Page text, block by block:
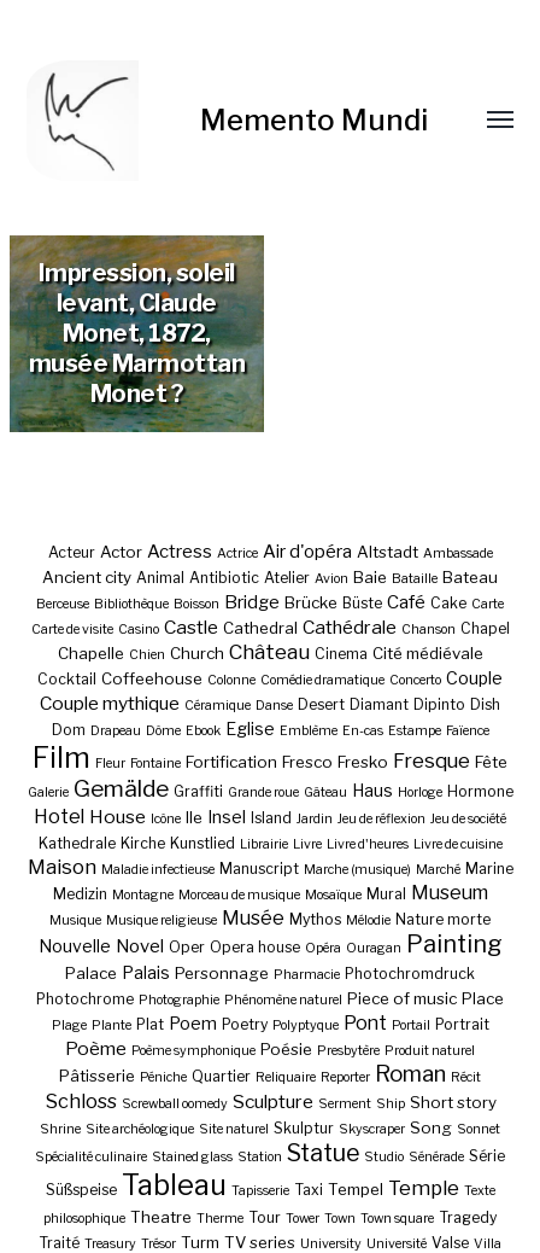
Memento Mundi
Impression, soleil
levant, Claude
Monet, 1872,
musée Marmottan
Monet ?
Acteur Actor Actress Actrice Air d'opéra Altstadt Ambassade
Ancient city Animal Antibiotic Atelier Avion Baie Bataille Bateau
Berceuse Bibliothèque Boisson Bridge Brücke Büste Café Cake Carte
Carte de visite Casino Castle Cathedral Cathédrale Chanson Chapel
Chapelle Chien Church Château Cinema Cité médiévale
Cocktail Coffeehouse Colonne Comédie dramatique Concerto Couple
Couple mythique Céramique Danse Desert Diamant Dipinto Dish
Dom Drapeau Dôme Ebook Eglise Emblème En-cas Estampe Faïence
Film Fleur Fontaine Fortification Fresco Fresko Fresque Fête
Galerie Gemälde Graffiti Grande roue Gâteau Haus Horloge Hormone
Hotel House Icône Ile Insel Island Jardin Jeu de réflexion Jeu de société
Kathedrale Kirche Kunstlied Librairie Livre Livre d'heures Livre de cuisine
Maison Maladie infectieuse Manuscript Marche (musique) Marché Marine
Medizin Montagne Morceau de musique Mosaïque Mural Museum
Musique Musique religieuse Musée Mythos Mélodie Nature morte
Nouvelle Novel Oper Opera house Opéra Ouragan Painting
Palace Palais Personnage Pharmacie Photochromdruck
Photochrome Photographie Phénomène naturel Piece of music Place
Plage Plante Plat Poem Poetry Polyptyque Pont Portail Portrait
Poème Poème symphonique Poésie Presbytère Produit naturel
Pâtisserie Péniche Quartier Reliquaire Reporter Roman Récit
Schloss Screwball oomedy Sculpture Serment Ship Short story
Shrine Site archéologique Site naturel Skulptur Skyscraper Song Sonnet
Spécialité culinaire Stained glass Station Statue Studio Sénérade Série
Süßspeise Tableau Tapisserie Taxi Tempel Temple Texte
philosophique Theatre Therme Tour Tower Town Town square Tragedy
Traité Treasury Trésor Turm TV series University Université Valse Villa